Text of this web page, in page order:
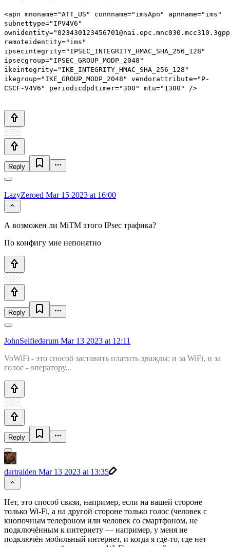
<apn mnoname="ATT_US" connname="imsApn" apnname="ims"
subnettype="IPV4V6"
remoteidentity="ims"
ipsecintegrity="IPSEC_INTEGRITY_HMAC_SHA_256_128"
ipsecgroup="IPSEC_GROUP_MODP_2048"
ikeintegrity="IKE_INTEGRITY_HMAC_SHA_256_128"
ikegroup="IKE_GROUP_MODP_2048" vendorattribute="P-
CSCF-V4V6" periodicdpdtimer="300" mtu="1300" />
Reply
LazyZeroed Mar 15 2023 at 16:00
А возможен ли MiTM этого IPsec трафика?
По конфигу мне непонятно
Reply
JohnSelfiedarum Mar 13 2023 at 12:11
VoWiFi - это способ заставить платить дважды: и за WiFi, и за
голос - оператору...
Reply
dartraiden Mar 13 2023 at 13:35
Нет, это способ связи, например, если на вашей стороне
только Wi-Fi, а на другой стороне только голос (человек с
кнопочным телефоном или человек со смартфоном, не
подключённым к интернету — например, у меня не
подключён мобильный интернет, и когда я где-то, где нет